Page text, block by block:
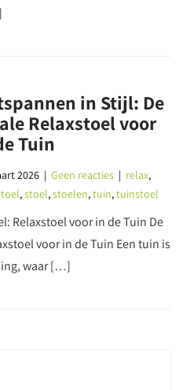
in Stijl: De
Relaxstoel voor
Tuin
2026 |Geen reacties | relax,
,stoel,stoelen,tuin,tuinstoel
Relaxstoel voor in de Tuin De
voor in de Tuin Een tuin is
waar […]